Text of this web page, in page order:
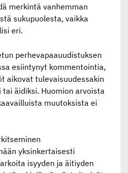
merkintä vanhemman
sukupuolesta, vaikka
eri.
perhevapaauudistuksen
esiintynyt kommentointia,
aikovat tulevaisuudessakin
äidiksi. Huomion arvoista
muutoksista ei
yksinkertaisesti
isyyden ja äitiyden